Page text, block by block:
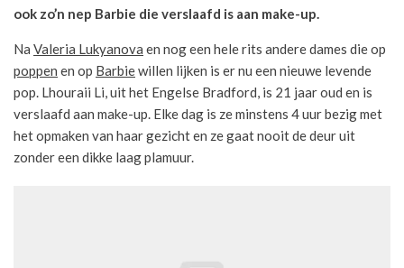
ook zo’n nep Barbie die verslaafd is aan make-up.
Na Valeria Lukyanova en nog een hele rits andere dames die op
poppen en op Barbiewillen lijken is er nu een nieuwe levende
pop. Lhouraii Li, uit het Engelse Bradford, is 21 jaar oud en is
verslaafd aan make-up. Elke dag is ze minstens 4 uur bezig met
het opmaken van haar gezicht en ze gaat nooit de deur uit
zonder een dikke laag plamuur.